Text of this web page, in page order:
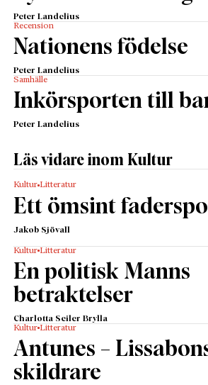
Peter Landelius
Recension
Nationens födelse
Peter Landelius
Samhälle
Inkörsporten till
Peter Landelius
Läs vidare inom Kultur
Kultur Litteratur
Ett ömsint
Jakob Sjövall
Kultur Litteratur
En politisk Manns
betraktelser
Charlotta Seiler Brylla
Kultur Litteratur
Antunes –
skildrare